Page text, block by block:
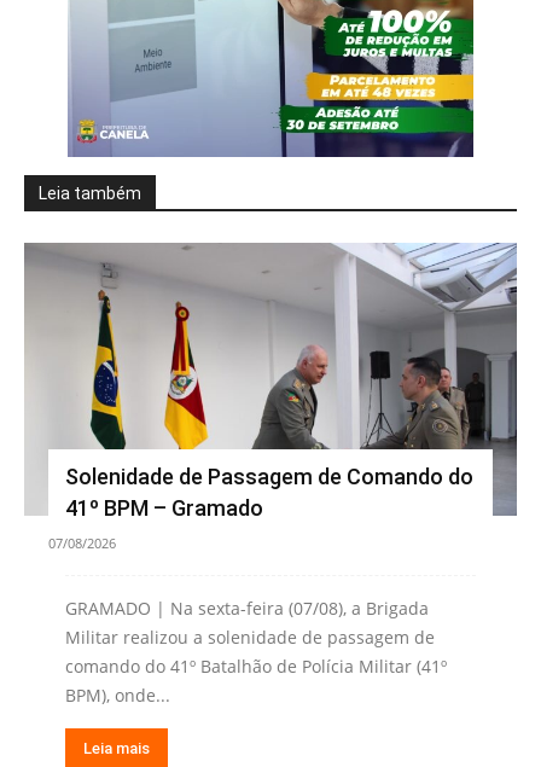
Leia também
Solenidade de Passagem de Comando do
41º BPM – Gramado
07/08/2026
GRAMADO | Na sexta-feira (07/08), a Brigada
Militar realizou a solenidade de passagem de
comando do 41º Batalhão de Polícia Militar (41º
BPM), onde...
Leia mais